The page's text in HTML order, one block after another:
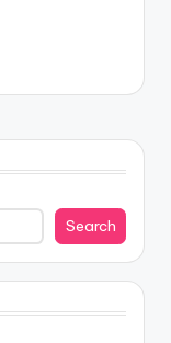
Search